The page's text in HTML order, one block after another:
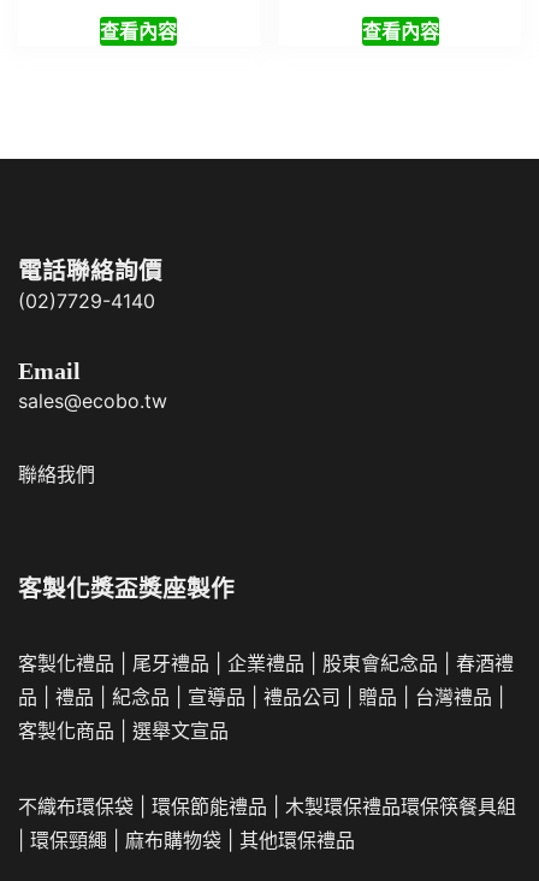
查看內容 查看內容
電話聯絡詢價
(02)7729-4140
Email
sales@ecobo.tw
聯絡我們
客製化獎盃獎座製作
客製化禮品 尾牙禮品 企業禮品 股東會紀念品
春酒禮
品
禮品 紀念品 宣導品 禮品公司 贈品 台灣禮品
客製化商品
選舉文宣品
不織布環保袋 環保節能禮品 木製環保禮品環保筷餐具組
環保頸繩 麻布購物袋 其他環保禮品